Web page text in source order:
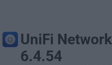
UniFi
6.4.54